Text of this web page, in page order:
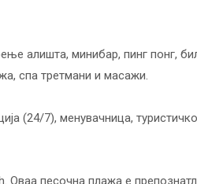
алишта, минибар, пинг понг,
спа третмани и масажи.
(24/7), менувачница,
песочна плажа е